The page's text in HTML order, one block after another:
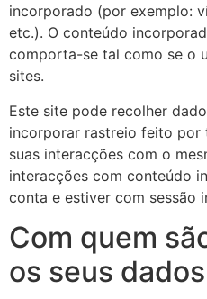
incorporado (por exemplo:
etc.). O conteúdo
comporta-se tal como se o
sites.
Este site pode recolher
incorporar rastreio feito por
suas interacções com o
interacções com conteúdo
conta e estiver com sessão
Com quem
os seus dados